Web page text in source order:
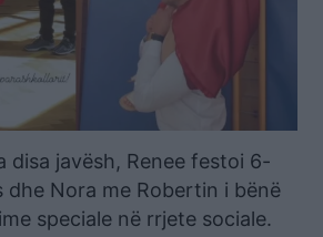
disa javësh, Renee festoi 6-
dhe Nora me Robertin i bënë
speciale në rrjete sociale.